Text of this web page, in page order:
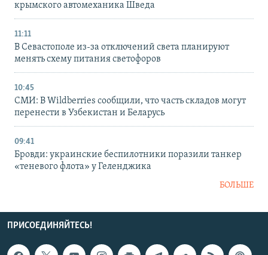
крымского автомеханика Шведа
11:11
В Севастополе из-за отключений света планируют
менять схему питания светофоров
10:45
СМИ: В Wildberries сообщили, что часть складов могут
перенести в Узбекистан и Беларусь
09:41
Бровди: украинские беспилотники поразили танкер
«теневого флота» у Геленджика
БОЛЬШЕ
ПРИСОЕДИНЯЙТЕСЬ!